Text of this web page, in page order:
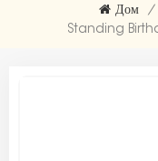
Дом /